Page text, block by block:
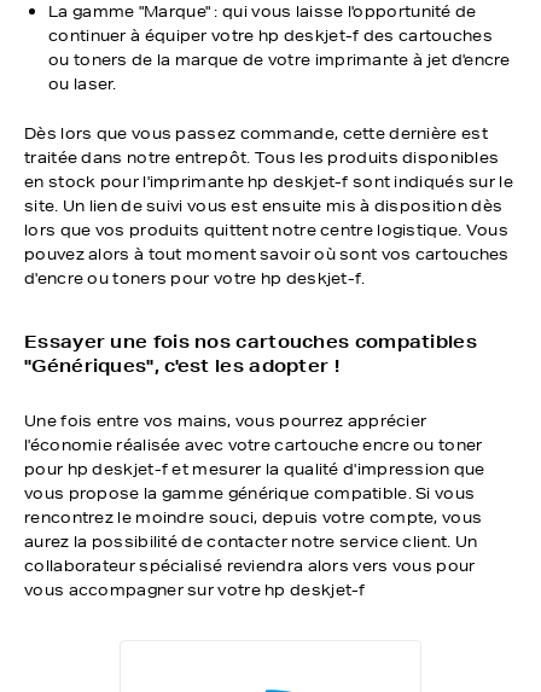
La gamme "Marque" : qui vous laisse l'opportunité de
continuer à équiper votre hp deskjet-f des cartouches
ou toners de la marque de votre imprimante à jet d'encre
ou laser.
Dès lors que vous passez commande, cette dernière est
traitée dans notre entrepôt. Tous les produits disponibles
en stock pour l'imprimante hp deskjet-f sont indiqués sur le
site. Un lien de suivi vous est ensuite mis à disposition dès
lors que vos produits quittent notre centre logistique. Vous
pouvez alors à tout moment savoir où sont vos cartouches
d'encre ou toners pour votre hp deskjet-f.
Essayer une fois nos cartouches compatibles
"Génériques", c'est les adopter !
Une fois entre vos mains, vous pourrez apprécier
l'économie réalisée avec votre cartouche encre ou toner
pour hp deskjet-f et mesurer la qualité d'impression que
vous propose la gamme générique compatible. Si vous
rencontrez le moindre souci, depuis votre compte, vous
aurez la possibilité de contacter notre service client. Un
collaborateur spécialisé reviendra alors vers vous pour
vous accompagner sur votre hp deskjet-f